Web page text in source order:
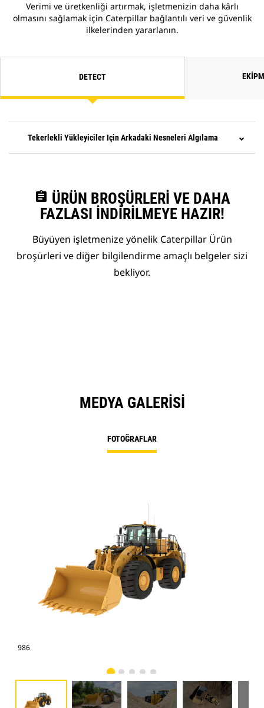
Verimi ve üretkenliği artırmak, işletmenizin daha kârlı
olmasını sağlamak için Caterpillar bağlantılı veri ve güvenlik
ilkelerinden yararlanın.
DETECT
Tekerlekli Yükleyiciler Için Arkadaki Nesneleri Algılama
assignment ÜRÜN BROŞÜRLERI VE DAHA
FAZLASI İNDIRILMEYE HAZIR!
Büyüyen işletmenize yönelik Caterpillar Ürün
broşürleri ve diğer bilgilendirme amaçlı belgeler sizi
bekliyor.
MEDYA GALERISI
FOTOĞRAFLAR
986